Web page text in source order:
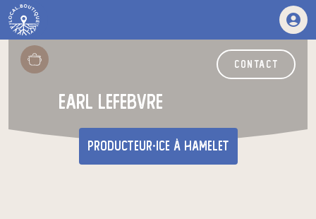
contact
EARL LEFEBVRE
producteur·ice à Hamelet